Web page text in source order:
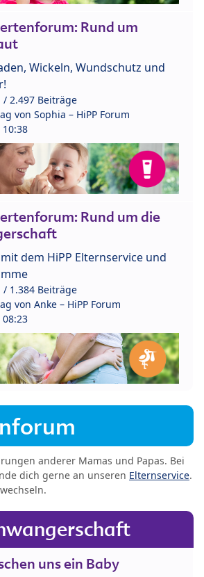
Rund um
Wickeln, Wundschutz und
/ 2.497 Beiträge
von Sophia – HiPP Forum
10:38
Rund um die
dem HiPP Elternservice und
/ 1.384 Beiträge
von Anke – HiPP Forum
08:23
anderer Mamas und Papas. Bei
dich gerne an unseren Elternservice.
wechseln.
uns ein Baby